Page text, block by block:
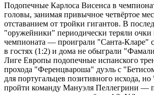
Подопечные Карлоса Висенса в
головы, занимая привычное четвёртое
отставанием от тройки гигантов. В
"оружейники" периодически теряли очки
чемпионата ― проиграли "Санта-Кларе"
в гостях (1:2) и дома не обыграли
Лиге Европы подопечные испанского
прохода "Ференцвароша" дуэль с
для португальцев позитивного исхода, но
пройти команду Мануэля Пеллегрини ―